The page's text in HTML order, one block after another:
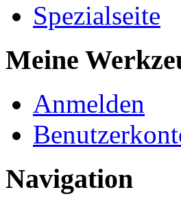
Spezialseite
Meine
Anmelden
Navigation